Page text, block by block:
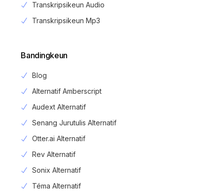
Transkripsikeun Audio
Transkripsikeun Mp3
Bandingkeun
Blog
Alternatif Amberscript
Audext Alternatif
Senang Jurutulis Alternatif
Otter.ai Alternatif
Rev Alternatif
Sonix Alternatif
Téma Alternatif